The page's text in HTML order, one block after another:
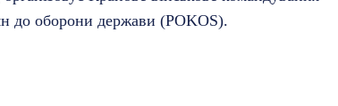
до оборони держави (POKOS).